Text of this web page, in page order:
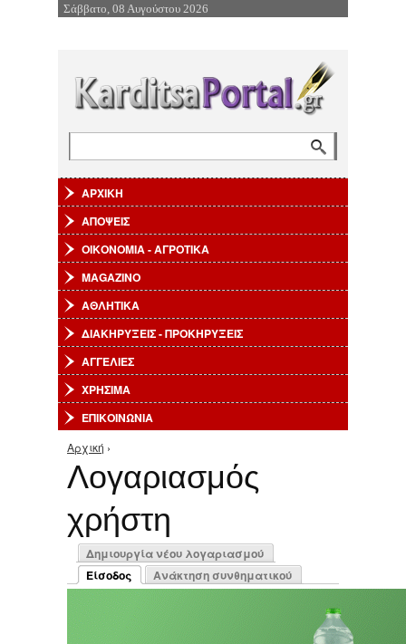
Επιστροφή στην Πλοήγηση
Σάββατο, 08 Αυγούστου 2026
ΑΡΧΙΚΗ
ΑΠΟΨΕΙΣ
ΟΙΚΟΝΟΜΙΑ - ΑΓΡΟΤΙΚΑ
MAGAZINO
ΑΘΛΗΤΙΚΑ
ΔΙΑΚΗΡΥΞΕΙΣ - ΠΡΟΚΗΡΥΞΕΙΣ
ΑΓΓΕΛΙΕΣ
ΧΡΗΣΙΜΑ
ΕΠΙΚΟΙΝΩΝΙΑ
Είστε εδώ
Αρχική ›
Λογαριασμός
χρήστη
Πρωτεύουσες καρτέλες
Δημιουργία νέου λογαριασμού
Είσοδος
(ενεργή καρτέλα)
Ανάκτηση συνθηματικού